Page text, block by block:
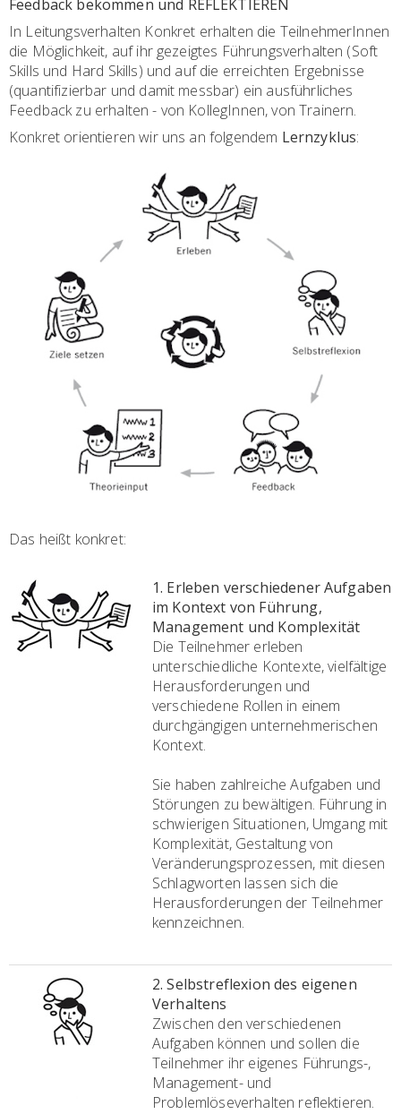
Feedback bekommen und REFLEKTIEREN
In Leitungsverhalten Konkret erhalten die TeilnehmerInnen
die Möglichkeit, auf ihr gezeigtes Führungsverhalten (Soft
Skills und Hard Skills) und auf die erreichten Ergebnisse
(quantifizierbar und damit messbar) ein ausführliches
Feedback zu erhalten - von KollegInnen, von Trainern.
Konkret orientieren wir uns an folgendem Lernzyklus:
Das heißt konkret:
1. Erleben verschiedener Aufgaben
im Kontext von Führung,
Management und Komplexität
Die Teilnehmer erleben
unterschiedliche Kontexte, vielfältige
Herausforderungen und
verschiedene Rollen in einem
durchgängigen unternehmerischen
Kontext.
Sie haben zahlreiche Aufgaben und
Störungen zu bewältigen. Führung in
schwierigen Situationen, Umgang mit
Komplexität, Gestaltung von
Veränderungsprozessen, mit diesen
Schlagworten lassen sich die
Herausforderungen der Teilnehmer
kennzeichnen.
2. Selbstreflexion des eigenen
Verhaltens
Zwischen den verschiedenen
Aufgaben können und sollen die
Teilnehmer ihr eigenes Führungs-,
Management- und
Problemlöseverhalten reflektieren.